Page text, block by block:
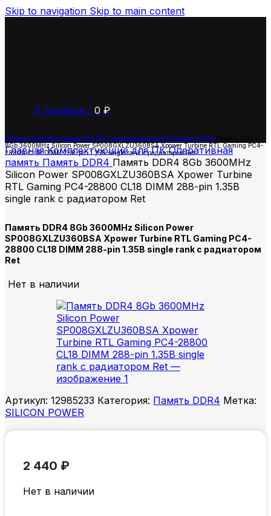
Skip to navigation Skip to main content
0 товаров / 0 ₽
Главная Комплектующие для ПК Оперативная память Память DDR4
8Gb 3600MHz Silicon Power SP008GXLZU360BSA Xpower Turbine RTL Gaming PC4-
28800 CL18 DIMM 288-pin 1.35В single rank с радиатором Ret
ГлавнаяКомплектующие для ПКОперативная
память Память DDR4 Память DDR4 8Gb 3600MHz
Silicon Power SP008GXLZU360BSA Xpower Turbine
RTL Gaming PC4-28800 CL18 DIMM 288-pin 1.35В
single rank с радиатором Ret
Память DDR4 8Gb 3600MHz Silicon Power
SP008GXLZU360BSA Xpower Turbine RTL Gaming PC4-
28800 CL18 DIMM 288-pin 1.35В single rank с радиатором
Ret
Нет в наличии
Артикул: 12985233 Категория: Память DDR4 Метка:
SILICON POWER
2 440 ₽
Нет в наличии